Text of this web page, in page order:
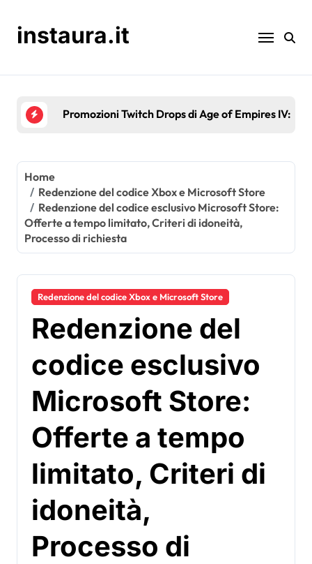
contentinstaura.it
Promozioni Twitch Drops di Age of Empires IV:
Home
Redenzione del codice Xbox e Microsoft Store
Redenzione del codice esclusivo Microsoft Store:
Offerte a tempo limitato, Criteri di idoneità,
Processo di richiesta
Redenzione del codice Xbox e Microsoft Store
Redenzione del
codice esclusivo
Microsoft Store:
Offerte a tempo
limitato, Criteri di
idoneità,
Processo di